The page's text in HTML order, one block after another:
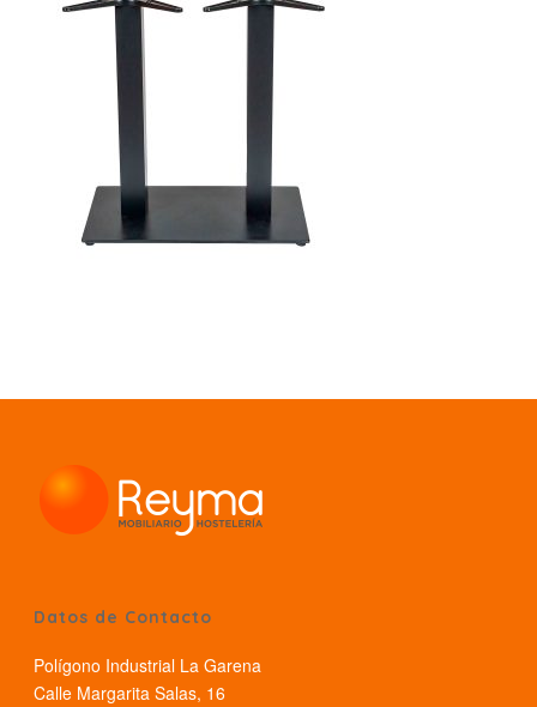
Datos de Contacto
Polígono Industrial La Garena
Calle Margarita Salas, 16